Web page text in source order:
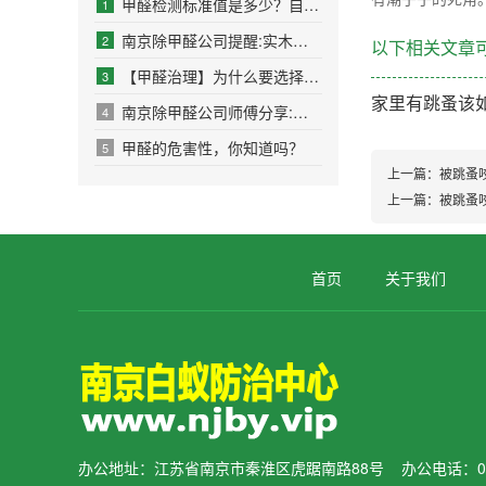
1 甲醛检测标准值是多少？自己购买的检测仪靠谱
2 南京除甲醛公司提醒:实木地板能预防甲醛污染吗
3 【甲醛治理】为什么要选择第三方甲醛检测机构
4 南京除甲醛公司师傅分享:自测甲醛小妙招,自己如
5 甲醛的危害性，你知道吗？
以下相关文章
家里有跳蚤该
上一篇： 被跳蚤
上一篇： 被跳蚤
首页 关于我们
办公地址：江苏省南京市秦淮区虎踞南路88号 办公电话：